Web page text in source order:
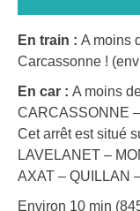
En train : A moins
Carcassonne !
En car : A moins
CARCASSONNE
Cet arrêt est situé
LAVELANET –
AXAT – QUILLAN
Environ 10 min